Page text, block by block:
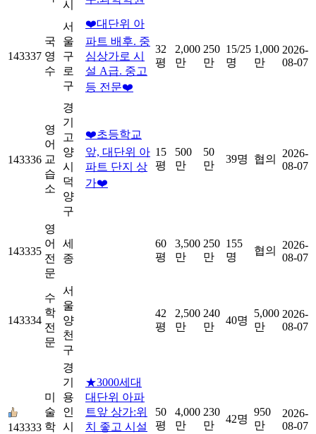
시
143337
국
영
수
서
울
구
로
구
❤️대단위 아
파트 배후. 중
심상가로 시
설 A급. 중고
등 전문❤️
32
평
2,000
만
250
만
15/25
명
1,000
만
2026-
08-07
143336
영
어
교
습
소
경
기
고
양
시
덕
양
구
❤️초등학교
앞, 대단위 아
파트 단지 상
가❤️
15
평
500
만
50
만
39명 협의
2026-
08-07
143335
영
어
전
문
세
종
60
평
3,500
만
250
만
155
명
협의
2026-
08-07
143334
수
학
전
문
서
울
양
천
구
42
평
2,500
만
240
만
40명
5,000
만
2026-
08-07
143333
미
술
학
경
기
용
인
시
★3000세대
대단위 아파
트앞 상가:위
치 좋고 시설
50
평
4,000
만
230
만
42명
950
만
2026-
08-07